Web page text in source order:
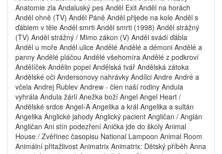
Anatomie zla Andaluský pes Anděl Exit Anděl na horách
Anděl ohně (TV) Anděl Páně Anděl přijede na kole Anděl s
ďáblem v těle Anděl smrti Anděl smrti (1998) Anděl strážný
(TV) Anděl strážný / Mimo zákon (V) Anděl svádí ďábla
Anděl u moře Anděl ulice Andělé Andělé a démoni Andělé a
panny Andělé pláčou Andělé všehomíra Andělé z podkroví
Andělíček Andělin popel Andělská tvář Andělská zátoka
Andělské oči Andersonovy nahrávky Andílci Andre André a
včela Andrej Rublev Andrew - člen naší rodiny Andula
vyhrála Andula žárlí Anežka boží Angel Angel Heart /
Andělské srdce Angel-A Angelika a král Angelika a sultán
Angelika Anglické jahody Anglický pacient Angličan / Anglán
Angličan Ani stín podezření Anička jde do školy Animal
House / Zvěřinec časopisu National Lampoon Animal Room
Animální přitažlivost Animatrix Animatrix: Dětský příběh Anna